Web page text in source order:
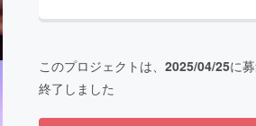
このプロジェクトは、 2025/04/25に
終了しました